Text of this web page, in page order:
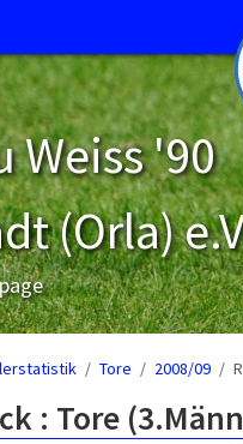
Weiss '90
(Orla)
Tore 2008/09
: Tore